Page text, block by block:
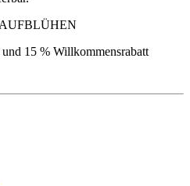
AUFBLÜHEN
15 % Willkommensrabatt